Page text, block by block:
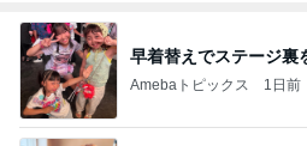
早着替えでステージ裏
Amebaトピックス 1日前